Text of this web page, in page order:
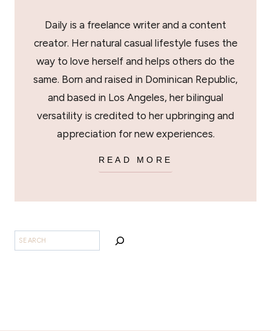
Daily is a freelance writer and a content
creator. Her natural casual lifestyle fuses the
way to love herself and helps others do the
same. Born and raised in Dominican Republic,
and based in Los Angeles, her bilingual
versatility is credited to her upbringing and
appreciation for new experiences.
READ MORE